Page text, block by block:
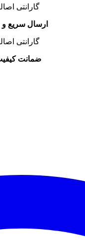
ارسال سریع
ضمانت